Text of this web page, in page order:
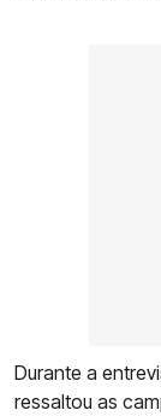
Durante a
ressaltou as